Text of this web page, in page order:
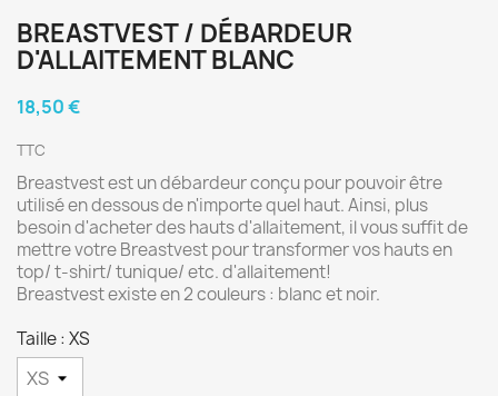
BREASTVEST / DÉBARDEUR
D'ALLAITEMENT BLANC
18,50 €
TTC
Breastvest est un débardeur conçu pour pouvoir être
utilisé en dessous de n'importe quel haut. Ainsi, plus
besoin d'acheter des hauts d'allaitement, il vous suffit de
mettre votre Breastvest pour transformer vos hauts en
top/ t-shirt/ tunique/ etc. d'allaitement!
Breastvest existe en 2 couleurs : blanc et noir.
Taille : XS